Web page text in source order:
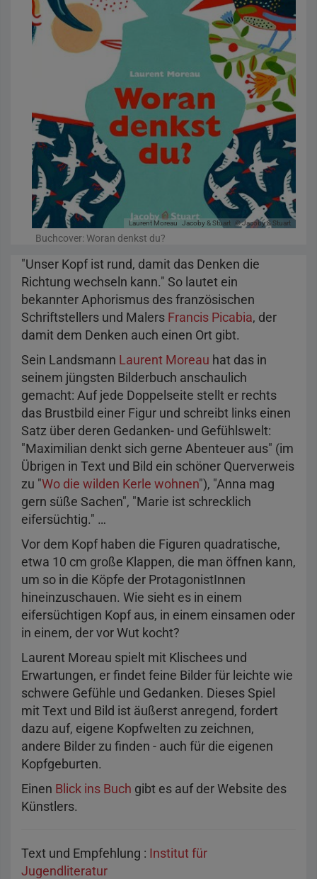
Laurent Moreau Jacoby & Stuart © Jacoby & Stuart
Buchcover: Woran denkst du?
"Unser Kopf ist rund, damit das Denken die
Richtung wechseln kann." So lautet ein
bekannter Aphorismus des französischen
Schriftstellers und Malers Francis Picabia, der
damit dem Denken auch einen Ort gibt.
Sein Landsmann Laurent Moreau hat das in
seinem jüngsten Bilderbuch anschaulich
gemacht: Auf jede Doppelseite stellt er rechts
das Brustbild einer Figur und schreibt links einen
Satz über deren Gedanken- und Gefühlswelt:
"Maximilian denkt sich gerne Abenteuer aus" (im
Übrigen in Text und Bild ein schöner Querverweis
zu "Wo die wilden Kerle wohnen"), "Anna mag
gern süße Sachen", "Marie ist schrecklich
eifersüchtig." …
Vor dem Kopf haben die Figuren quadratische,
etwa 10 cm große Klappen, die man öffnen kann,
um so in die Köpfe der ProtagonistInnen
hineinzuschauen. Wie sieht es in einem
eifersüchtigen Kopf aus, in einem einsamen oder
in einem, der vor Wut kocht?
Laurent Moreau spielt mit Klischees und
Erwartungen, er findet feine Bilder für leichte wie
schwere Gefühle und Gedanken. Dieses Spiel
mit Text und Bild ist äußerst anregend, fordert
dazu auf, eigene Kopfwelten zu zeichnen,
andere Bilder zu finden - auch für die eigenen
Kopfgeburten.
Einen Blick ins Buch gibt es auf der Website des
Künstlers.
Text und Empfehlung : Institut für
Jugendliteratur